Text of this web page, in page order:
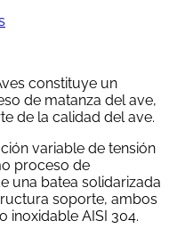
constituye un
de matanza del ave,
de la calidad del ave.
variable de tensión
proceso de
una batea solidarizada
soporte, ambos
inoxidable AISI 304.